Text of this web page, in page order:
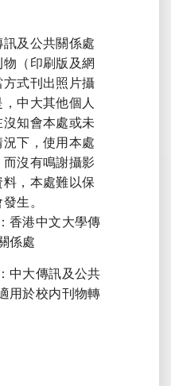
及公共關係處
（印刷版及網
方式刊出照片攝
中大其他個人
知會本處或未
下，使用本處
沒有鳴謝攝影
，本處難以保
生。
香港中文大學傳
係處
中大傳訊及公共
用於校内刊物轉